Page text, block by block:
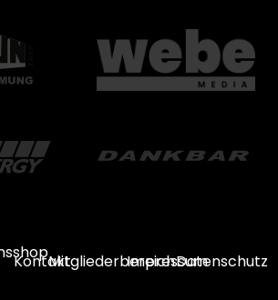
KontaktMitgliederbereich
ImpressumDatenschutz